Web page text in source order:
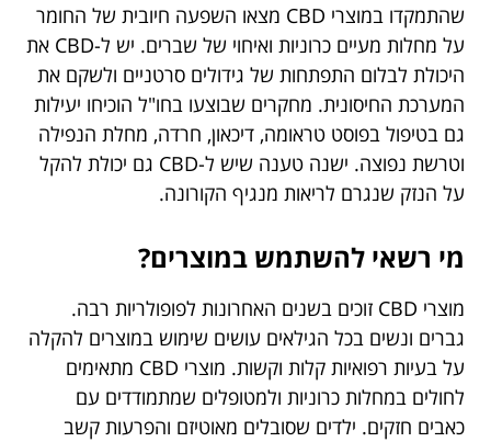
שהתמקדו במוצרי CBD מצאו השפעה חיובית של החומר
על מחלות מעיים כרוניות ואיחוי של שברים. יש ל-CBD את
היכולת לבלום התפתחות של גידולים סרטניים ולשקם את
המערכת החיסונית. מחקרים שבוצעו בחו"ל הוכיחו יעילות
גם בטיפול בפוסט טראומה, דיכאון, חרדה, מחלת הנפילה
וטרשת נפוצה. ישנה טענה שיש ל-CBD גם יכולת להקל
על הנזק שנגרם לריאות מנגיף הקורונה.
מי רשאי להשתמש במוצרים?
מוצרי CBD זוכים בשנים האחרונות לפופולריות רבה.
גברים ונשים בכל הגילאים עושים שימוש במוצרים להקלה
על בעיות רפואיות קלות וקשות. מוצרי CBD מתאימים
לחולים במחלות כרוניות ולמטופלים שמתמודדים עם
כאבים חזקים. ילדים שסובלים מאוטיזם והפרעות קשב